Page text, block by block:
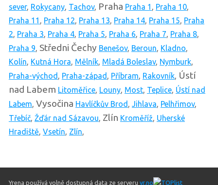
sever, Rokycany, Tachov, Praha Praha 1 , Praha 10,
Praha 11 , Praha 12, Praha 13, Praha 14, Praha 15, Praha
2, Praha 3, Praha 4, Praha 5, Praha 6, Praha 7, Praha 8,
Praha 9, Středni Čechy Benešov, Beroun, Kladno,
Kolín, Kutná Hora, Mělník, Mladá Boleslav, Nymburk,
Praha-východ , Praha-západ , Příbram, Rakovník, Ústí
nad Labem Litoměřice, Louny, Most, Teplice, Ústí nad
Labem, Vysočina Havlíčkův Brod , Jihlava, Pelhřimov,
Třebíč, Žďár nad Sázavou, Zlín Kroměříž, Uherské
Hradiště, Vsetín, Zlín,
Yrena používá volně dostupná data ze serveru yr.no